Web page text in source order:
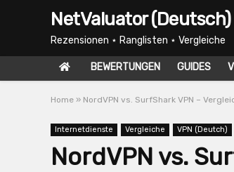
NetValuator (Deutsch)
Rezensionen ⋆ Ranglisten ⋆ Vergleiche
BEWERTUNGEN GUIDES
Home » NordVPN vs. SurfShark VPN –
Internetdienste Vergleiche VPN (Deutch)
NordVPN vs.